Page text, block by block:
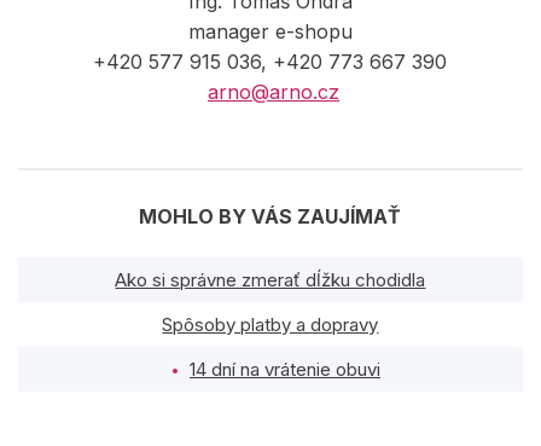
manager e-shopu
+420 577 915 036, +420 773 667 390
arno@arno.cz
MOHLO BY VÁS ZAUJÍMAŤ
Ako si správne zmerať dĺžku chodidla
Spôsoby platby a dopravy
14 dní na vrátenie obuvi